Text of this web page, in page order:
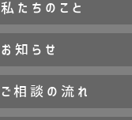
私たちのこと
お知らせ
ご相談の流れ